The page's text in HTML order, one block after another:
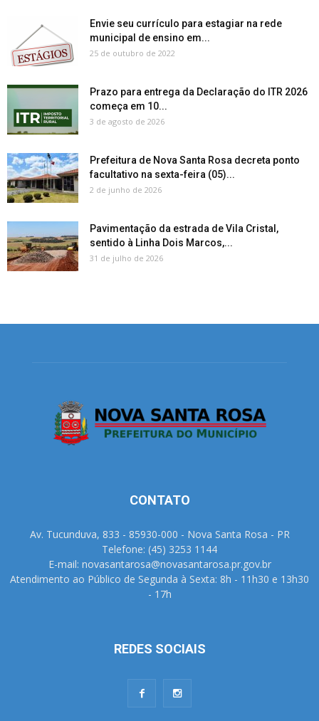
Envie seu currículo para estagiar na rede
municipal de ensino em...
25 de outubro de 2022
Prazo para entrega da Declaração do ITR 2026
começa em 10...
3 de agosto de 2026
Prefeitura de Nova Santa Rosa decreta ponto
facultativo na sexta-feira (05)...
2 de junho de 2026
Pavimentação da estrada de Vila Cristal,
sentido à Linha Dois Marcos,...
31 de julho de 2026
CONTATO
Av. Tucunduva, 833 - 85930-000 - Nova Santa Rosa - PR
Telefone: (45) 3253 1144
E-mail: novasantarosa@novasantarosa.pr.gov.br
Atendimento ao Público de Segunda à Sexta: 8h - 11h30 e 13h30
- 17h
REDES SOCIAIS